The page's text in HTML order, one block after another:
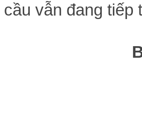
cầu vẫn đang tiếp